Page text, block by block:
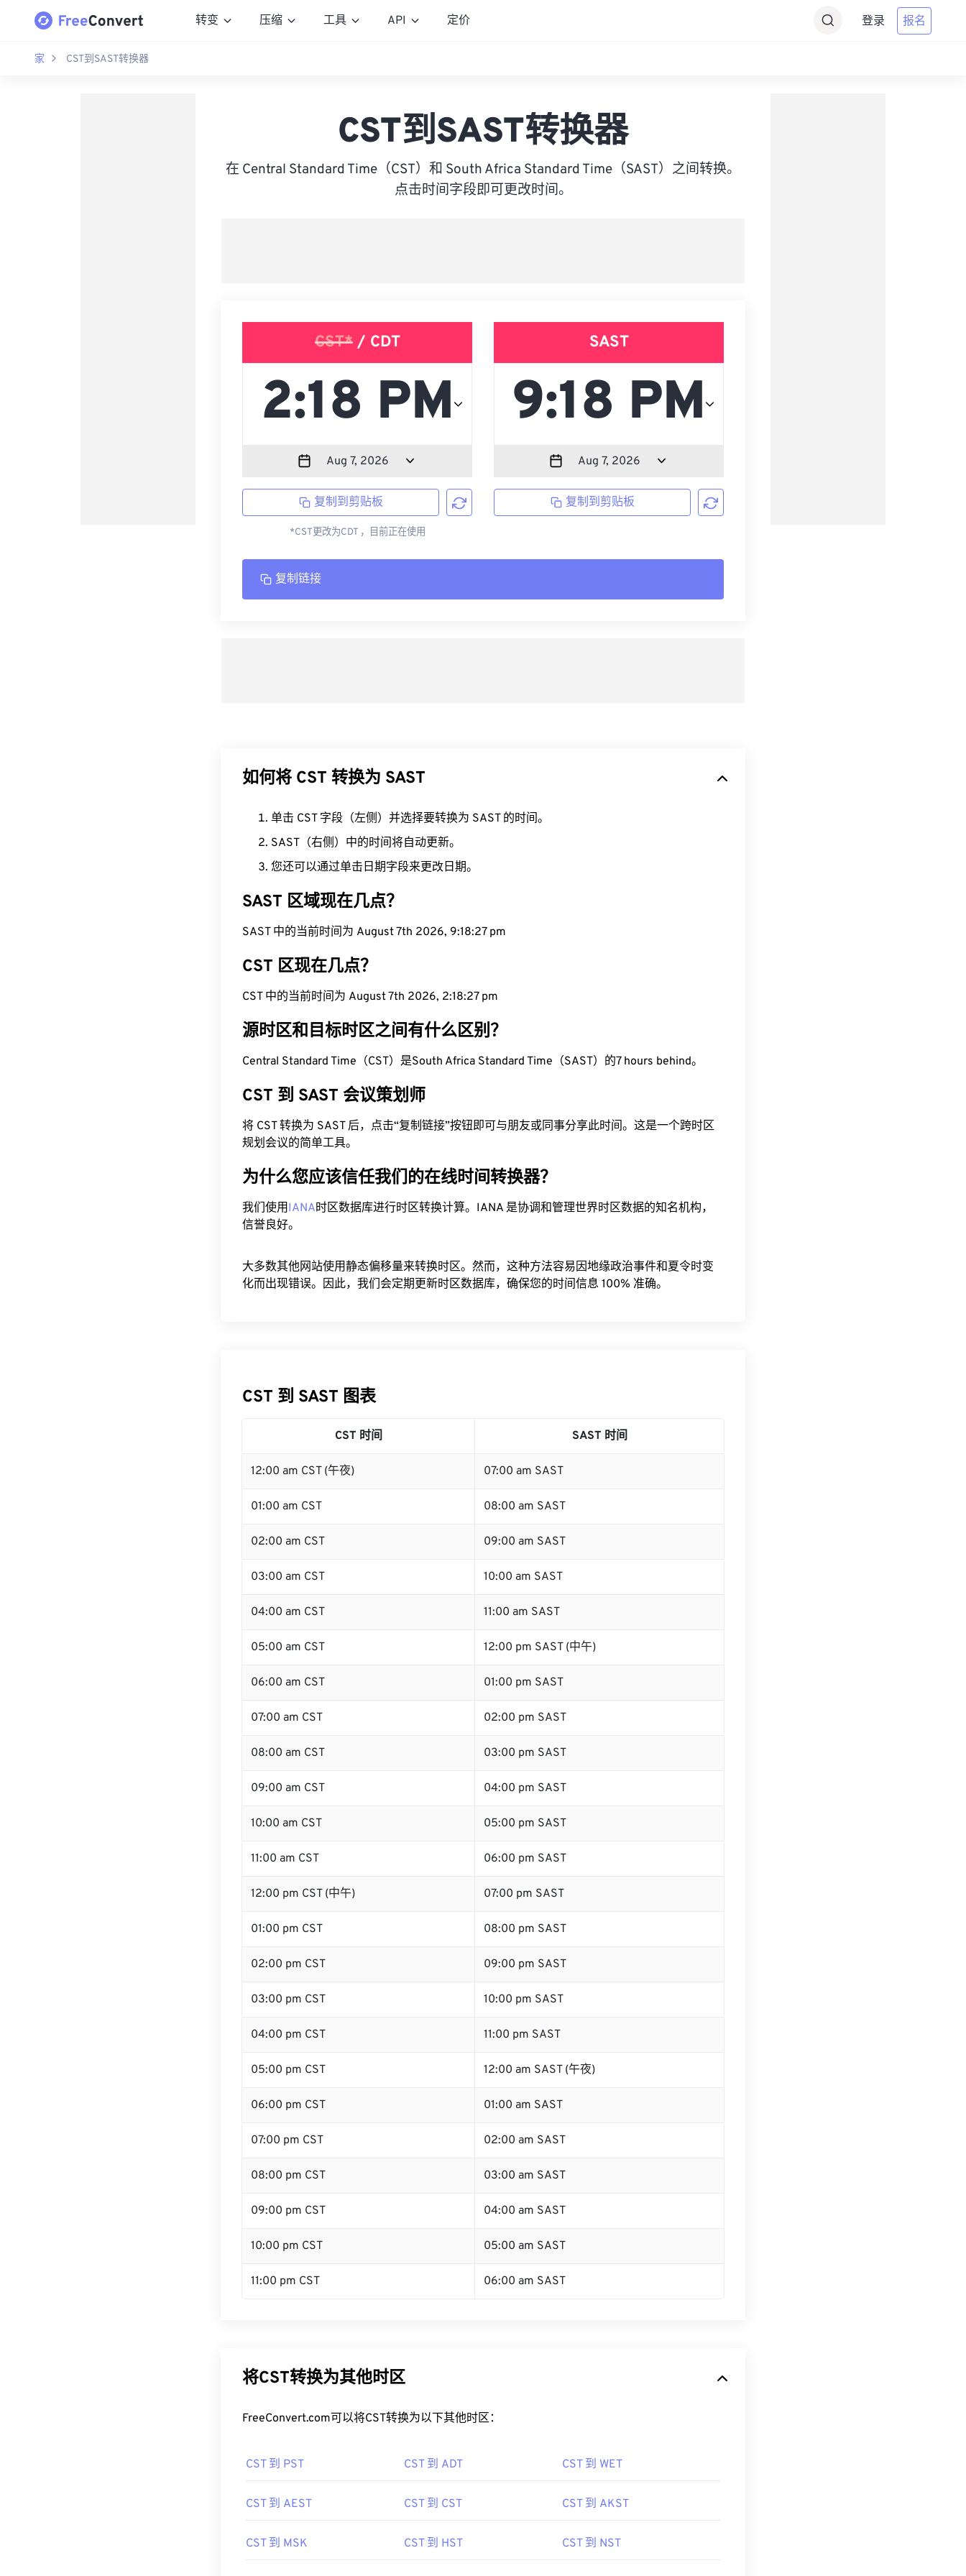
转变 压缩 工具 API 定价 登录 报名
家 CST到SAST转换器
CST到SAST转换器
在 Central Standard Time（CST）和 South Africa Standard Time（SAST）之间转换。
点击时间字段即可更改时间。
CST*/ CDT
复制到剪贴板
*CST更改为CDT ，目前正在使用
SAST
复制到剪贴板
复制链接
如何将 CST 转换为 SAST
单击 CST 字段（左侧）并选择要转换为 SAST 的时间。
SAST（右侧）中的时间将自动更新。
您还可以通过单击日期字段来更改日期。
SAST 区域现在几点？
SAST 中的当前时间为 August 7th 2026, 9:18:28 pm
CST 区现在几点？
CST 中的当前时间为 August 7th 2026, 2:18:28 pm
源时区和目标时区之间有什么区别？
Central Standard Time（CST）是South Africa Standard Time（SAST）的7 hours behind。
CST 到 SAST 会议策划师
将 CST 转换为 SAST 后，点击“复制链接”按钮即可与朋友或同事分享此时间。这是一个跨时区
规划会议的简单工具。
为什么您应该信任我们的在线时间转换器？
我们使用IANA时区数据库进行时区转换计算。IANA 是协调和管理世界时区数据的知名机构，
信誉良好。
大多数其他网站使用静态偏移量来转换时区。然而，这种方法容易因地缘政治事件和夏令时变
化而出现错误。因此，我们会定期更新时区数据库，确保您的时间信息 100% 准确。
CST 到 SAST 图表
CST 时间 SAST 时间
12:00 am CST (午夜) 07:00 am SAST
01:00 am CST 08:00 am SAST
02:00 am CST 09:00 am SAST
03:00 am CST 10:00 am SAST
04:00 am CST 11:00 am SAST
05:00 am CST 12:00 pm SAST (中午)
06:00 am CST 01:00 pm SAST
07:00 am CST 02:00 pm SAST
08:00 am CST 03:00 pm SAST
09:00 am CST 04:00 pm SAST
10:00 am CST 05:00 pm SAST
11:00 am CST 06:00 pm SAST
12:00 pm CST (中午) 07:00 pm SAST
01:00 pm CST 08:00 pm SAST
02:00 pm CST 09:00 pm SAST
03:00 pm CST 10:00 pm SAST
04:00 pm CST 11:00 pm SAST
05:00 pm CST 12:00 am SAST (午夜)
06:00 pm CST 01:00 am SAST
07:00 pm CST 02:00 am SAST
08:00 pm CST 03:00 am SAST
09:00 pm CST 04:00 am SAST
10:00 pm CST 05:00 am SAST
11:00 pm CST 06:00 am SAST
将CST转换为其他时区
FreeConvert.com可以将CST转换为以下其他时区：
CST 到 PST CST 到 ADT CST 到 WET
CST 到 AEST CST 到 CST CST 到 AKST
CST 到 MSK CST 到 HST CST 到 NST